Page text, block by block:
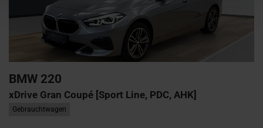
BMW 220
xDrive Gran Coupé [Sport Line, PDC, AHK]
Gebrauchtwagen